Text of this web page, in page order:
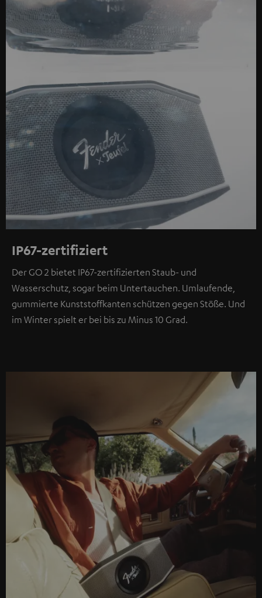
IP67-zertifiziert
Der GO 2 bietet IP67-zertifizierten Staub- und
Wasserschutz, sogar beim Untertauchen. Umlaufende,
gummierte Kunststoffkanten schützen gegen Stöße. Und
im Winter spielt er bei bis zu Minus 10 Grad.